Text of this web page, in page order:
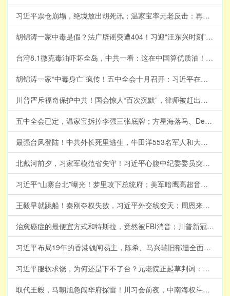
习近平票仓崩塌，绝境放出胡死讯；温家宝率元老反击：再动胡、温，军队就开战【江峰视界20260803第452期】#中国时局
胡锦涛一家中毒是假？法广辟谣突遭404！习迎“汪东兴时刻”？爆蔡奇将交中办大权！河北一夜换防：倪岳峰闪退、李克强同学旧部接棒！习家军各自跳船抢滩！【江峰视界20260801第451期】#中国时局
台湾8.1微克毒油吓坏全岛，中共一看：这在中国算优质油！胡锦涛全家食物中毒之疑，看中共特供食品【江峰漫谈20260731第1244期】#中国时局
胡锦涛一家“中毒身亡”疯传！五中全会十月召开：习近平在台上被分权，党政分家开始，温曾达成整党框架 【江峰视界20260731第450期】#中国时局
川普严斥福奇保护中共！国会惊人“百次沉默”，律师被赶出国会，听证会扯出美中“深层政府”与中共武汉实验室的秘密金流！国会追责立法在即，北京怎么赔钱？美债核弹已上膛【江峰漫谈20260730第1243期】福奇国会听证会
五中全会已定，温家宝拆掉李强三张底牌；方星海落马、DeepSeek突然停融、蒋罔正收声【江峰视界20260730第449期】#中国时局
最强台风登陆！中共外长死里逃生，牛田洋553名军人和大学生身亡惨剧究竟是台风还是人祸？“民族伟大复兴”跟当年的“五七指示”：催眠年轻人的宏大叙事总带来人间悲剧【历史上的今天20260729第413期】#中国时局
北戴河前夕，习家军模范省失守！习近平心腹中纪委委员突遭罢黜，贵州新官“只拜庙不认习”、湖北砍李鸿忠要员！【江峰视界20260729第448期】#中国时局
习近平“山寨台北”曝光！梦里攻下总统府；美军暗鹰高超音速导弹15分钟锁定中南海，独裁者最大恐惧来了【江峰漫谈20260728第1242期】#中美对抗
王毅早就跳船！秦刚夺权失败，习近平外交线变天；周恩来私生子传闻，如何替他铺出四十年仕途？【江峰视界20260728第447期】#中国时局
治愈癌症的最便宜方式和特斯拉，竟然被FBI消音；川普新冠“特效药”官方不认可，却成了美国民间对抗药商的象征【历史上的今天20260727第412期】#历史上的今天
习近平布局19年的香港钱闸易主，陈希、马兴瑞旧部遭全面清洗！党产华润遭连根拔起：王祥明被扫地出门、韩嵩双开！【江峰视界20260726第446期】#中国时局
习近平服软求饶，为何还是下不了台？元老院正起草判词：温家宝要重判，贾庆林争轻判，栗战书被逼交修宪材料【江峰视界20260725第445期】#中国时局
取代王毅，马朝旭急闯华府探雷！川习会前夜，中南海权斗与AI危机同时失控；习近平“无上限”外交突然变脸；月之暗面Kimi-K3年度最大IPO遭遇美国狙击【江峰漫谈20260724第1241期】#中国时局